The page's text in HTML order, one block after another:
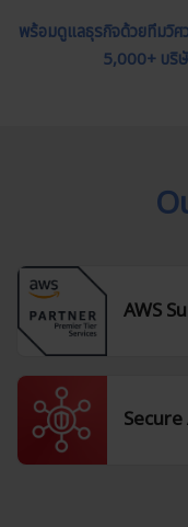
พร้อมดูแลธุรกิจด้วยทีมวิ
5,000+ บริ
AWS